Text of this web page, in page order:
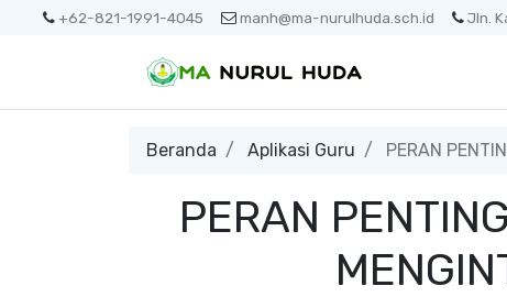
+62-821-1991-4045 manh@ma-nurulhuda.sch.id Jln.
Beranda Aplikasi Guru PERAN
PERAN